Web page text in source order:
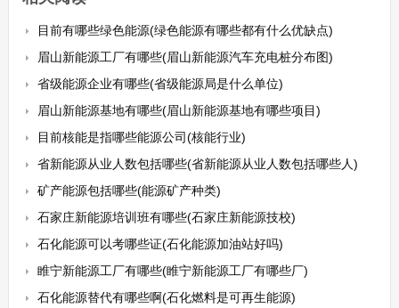
目前有哪些绿色能源(绿色能源有哪些都有什么优缺点)
眉山新能源工厂有哪些(眉山新能源汽车充电桩分布图)
省级能源企业有哪些(省级能源局是什么单位)
眉山新能源基地有哪些(眉山新能源基地有哪些项目)
目前核能是指哪些能源公司(核能行业)
省新能源从业人数包括哪些(省新能源从业人数包括哪些人)
矿产能源包括哪些(能源矿产种类)
石家庄新能源培训班有哪些(石家庄新能源技校)
石化能源可以考哪些证(石化能源加油站好吗)
睢宁新能源工厂有哪些(睢宁新能源工厂有哪些厂)
石化能源替代有哪些啊(石化燃料是可再生能源)